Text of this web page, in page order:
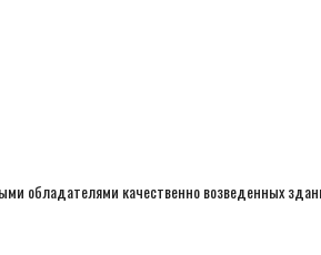
обладателями качественно возведенных